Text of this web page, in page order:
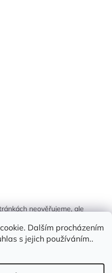
Dalším procházením
s jejich používáním..
neověřujeme, ale